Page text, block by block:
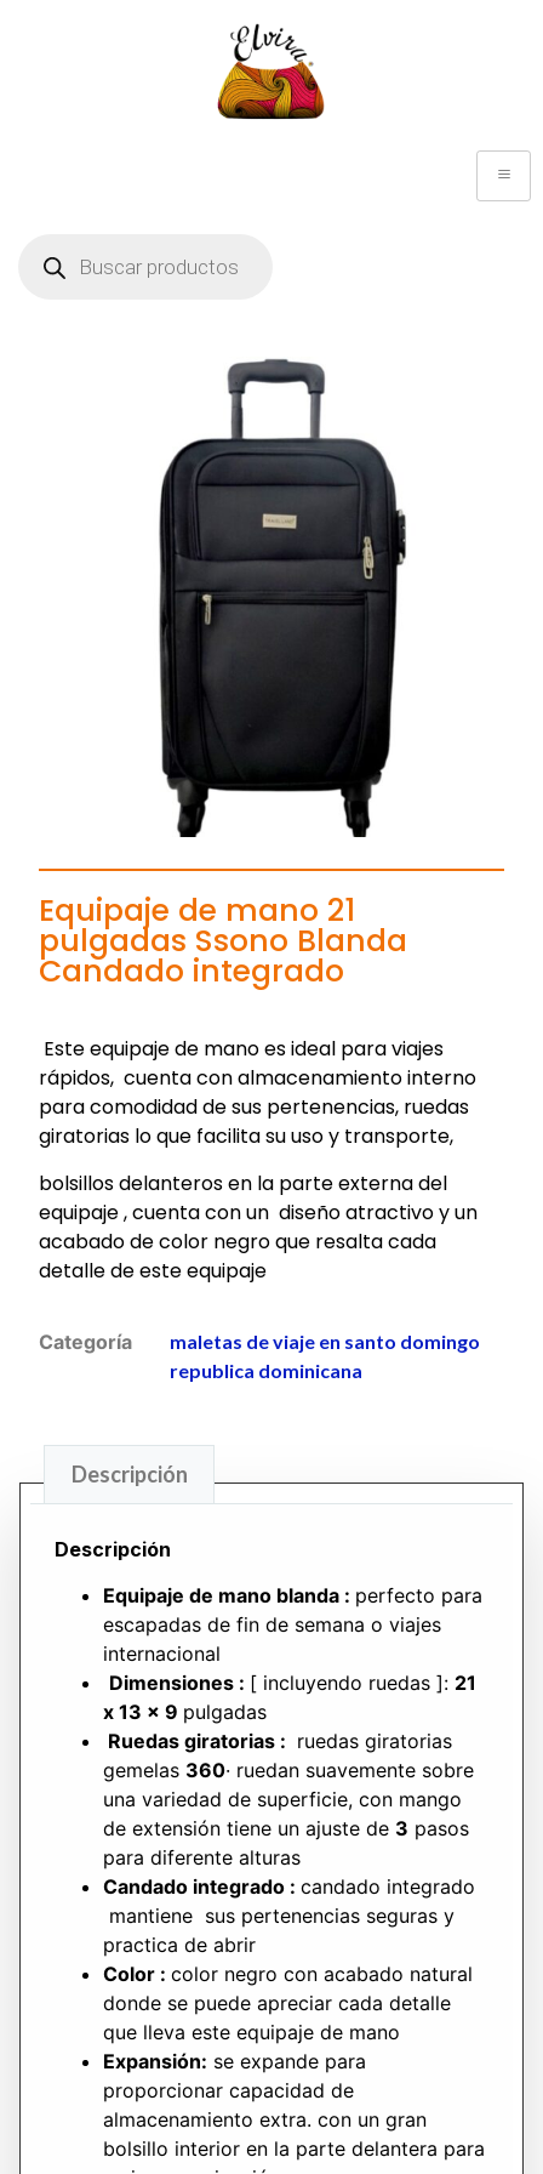
Equipaje de mano 21
pulgadas Ssono Blanda
Candado integrado
Este equipaje de mano es ideal para viajes
rápidos, cuenta con almacenamiento interno
para comodidad de sus pertenencias, ruedas
giratorias lo que facilita su uso y transporte,
bolsillos delanteros en la parte externa del
equipaje , cuenta con un diseño atractivo y un
acabado de color negro que resalta cada
detalle de este equipaje
Categoría
maletas de viaje en santo domingo
republica dominicana
Descripción
Descripción
Equipaje de mano blanda : perfecto para
escapadas de fin de semana o viajes
internacional
Dimensiones : [ incluyendo ruedas ]: 21
x 13 x 9 pulgadas
Ruedas giratorias : ruedas giratorias
gemelas 360· ruedan suavemente sobre
una variedad de superficie, con mango
de extensión tiene un ajuste de 3 pasos
para diferente alturas
Candado integrado : candado integrado
mantiene sus pertenencias seguras y
practica de abrir
Color : color negro con acabado natural
donde se puede apreciar cada detalle
que lleva este equipaje de mano
Expansión: se expande para
proporcionar capacidad de
almacenamiento extra. con un gran
bolsillo interior en la parte delantera para